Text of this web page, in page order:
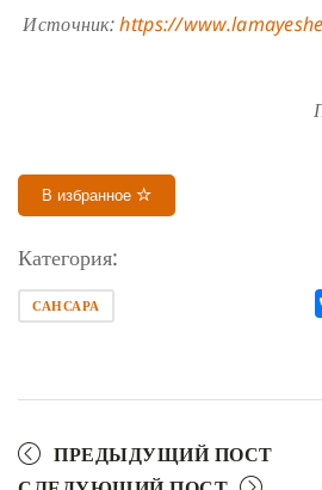
Источник:https://
В избранное
Категория:
САНСАРА
ПРЕДЫДУЩИЙ ПОСТ